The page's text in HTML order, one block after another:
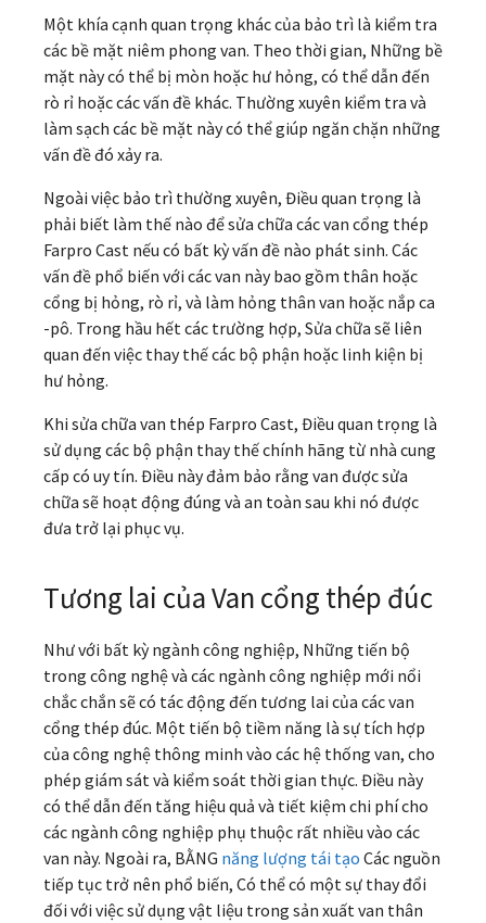
Một khía cạnh quan trọng khác của bảo trì là kiểm tra
các bề mặt niêm phong van. Theo thời gian, Những bề
mặt này có thể bị mòn hoặc hư hỏng, có thể dẫn đến
rò rỉ hoặc các vấn đề khác. Thường xuyên kiểm tra và
làm sạch các bề mặt này có thể giúp ngăn chặn những
vấn đề đó xảy ra.
Ngoài việc bảo trì thường xuyên, Điều quan trọng là
phải biết làm thế nào để sửa chữa các van cổng thép
Farpro Cast nếu có bất kỳ vấn đề nào phát sinh. Các
vấn đề phổ biến với các van này bao gồm thân hoặc
cổng bị hỏng, rò rỉ, và làm hỏng thân van hoặc nắp ca
-pô. Trong hầu hết các trường hợp, Sửa chữa sẽ liên
quan đến việc thay thế các bộ phận hoặc linh kiện bị
hư hỏng.
Khi sửa chữa van thép Farpro Cast, Điều quan trọng là
sử dụng các bộ phận thay thế chính hãng từ nhà cung
cấp có uy tín. Điều này đảm bảo rằng van được sửa
chữa sẽ hoạt động đúng và an toàn sau khi nó được
đưa trở lại phục vụ.
Tương lai của Van cổng thép đúc
Như với bất kỳ ngành công nghiệp, Những tiến bộ
trong công nghệ và các ngành công nghiệp mới nổi
chắc chắn sẽ có tác động đến tương lai của các van
cổng thép đúc. Một tiến bộ tiềm năng là sự tích hợp
của công nghệ thông minh vào các hệ thống van, cho
phép giám sát và kiểm soát thời gian thực. Điều này
có thể dẫn đến tăng hiệu quả và tiết kiệm chi phí cho
các ngành công nghiệp phụ thuộc rất nhiều vào các
van này. Ngoài ra, BẰNG năng lượng tái tạo Các nguồn
tiếp tục trở nên phổ biến, Có thể có một sự thay đổi
đối với việc sử dụng vật liệu trong sản xuất van thân